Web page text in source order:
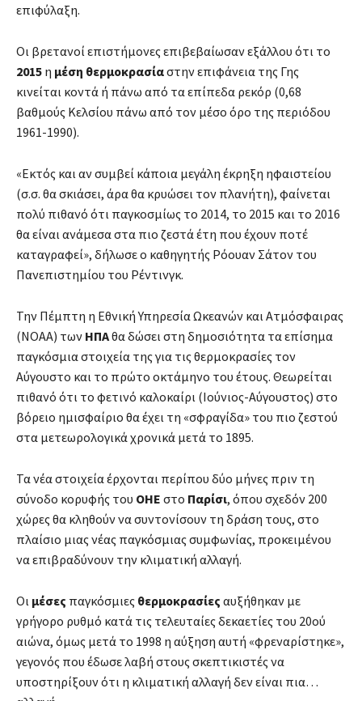
επιφύλαξη.
Οι βρετανοί επιστήμονες επιβεβαίωσαν εξάλλου ότι το
2015 η μέση θερμοκρασίαστην επιφάνεια της Γης
κινείται κοντά ή πάνω από τα επίπεδα ρεκόρ (0,68
βαθμούς Κελσίου πάνω από τον μέσο όρο της περιόδου
1961-1990).
«Εκτός και αν συμβεί κάποια μεγάλη έκρηξη ηφαιστείου
(σ.σ. θα σκιάσει, άρα θα κρυώσει τον πλανήτη), φαίνεται
πολύ πιθανό ότι παγκοσμίως το 2014, το 2015 και το 2016
θα είναι ανάμεσα στα πιο ζεστά έτη που έχουν ποτέ
καταγραφεί», δήλωσε ο καθηγητής Ρόουαν Σάτον του
Πανεπιστημίου του Ρέντινγκ.
Την Πέμπτη η Εθνική Υπηρεσία Ωκεανών και Ατμόσφαιρας
(ΝΟΑΑ) των ΗΠΑθα δώσει στη δημοσιότητα τα επίσημα
παγκόσμια στοιχεία της για τις θερμοκρασίες τον
Αύγουστο και το πρώτο οκτάμηνο του έτους. Θεωρείται
πιθανό ότι το φετινό καλοκαίρι (Ιούνιος-Αύγουστος) στο
βόρειο ημισφαίριο θα έχει τη «σφραγίδα» του πιο ζεστού
στα μετεωρολογικά χρονικά μετά το 1895.
Τα νέα στοιχεία έρχονται περίπου δύο μήνες πριν τη
σύνοδο κορυφής του ΟΗΕ στο Παρίσι, όπου σχεδόν 200
χώρες θα κληθούν να συντονίσουν τη δράση τους, στο
πλαίσιο μιας νέας παγκόσμιας συμφωνίας, προκειμένου
να επιβραδύνουν την κλιματική αλλαγή.
Οι μέσες παγκόσμιες θερμοκρασίες αυξήθηκαν με
γρήγορο ρυθμό κατά τις τελευταίες δεκαετίες του 20ού
αιώνα, όμως μετά το 1998 η αύξηση αυτή «φρεναρίστηκε»,
γεγονός που έδωσε λαβή στους σκεπτικιστές να
υποστηρίξουν ότι η κλιματική αλλαγή δεν είναι πια…